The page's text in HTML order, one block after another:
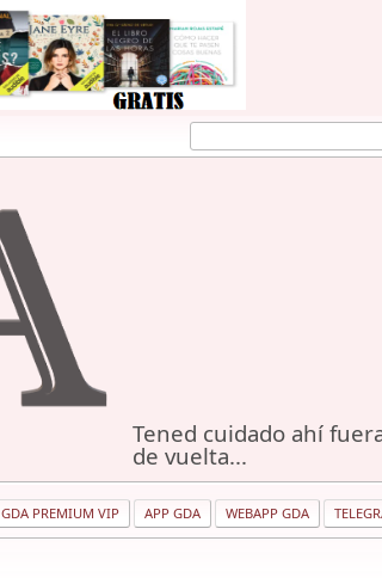
Tened cuidado ahí
de vuelta...
GDA PREMIUM VIP APP GDA WEBAPP GDA